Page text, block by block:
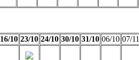
16/10 23/10 24/10 30/10 31/10 06/10 07/11